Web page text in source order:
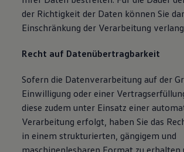
der Richtigkeit der Daten können Sie
Einschränkung der Verarbeitung
Recht auf Datenübertragbarkeit
Sofern die Datenverarbeitung auf der
Einwilligung oder einer
diese zudem unter Einsatz einer
Verarbeitung erfolgt, haben Sie das
in einem strukturierten, gängigem und
maschinenlesbaren Format zu erhalten